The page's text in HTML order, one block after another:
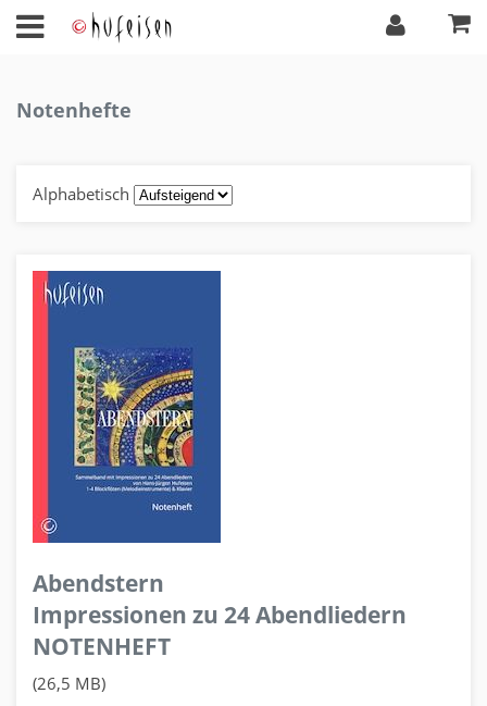
Notenhefte
Alphabetisch
Abendstern
Impressionen zu 24 Abendliedern
NOTENHEFT
(26,5 MB)